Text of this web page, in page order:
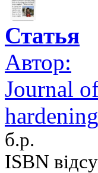
Статья
Автор:
Journal
б.р.
ISBN